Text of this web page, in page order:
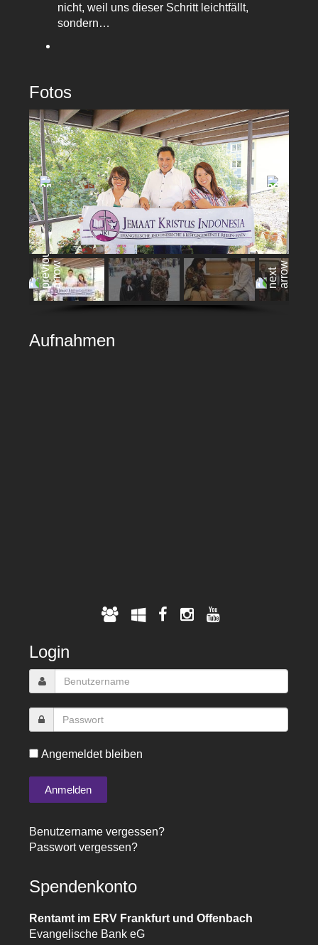
nicht, weil uns dieser Schritt leichtfällt,
sondern…
Fotos
Aufnahmen
Login
Angemeldet bleiben
Benutzername vergessen?
Passwort vergessen?
Spendenkonto
Rentamt im ERV Frankfurt und Offenbach
Evangelische Bank eG